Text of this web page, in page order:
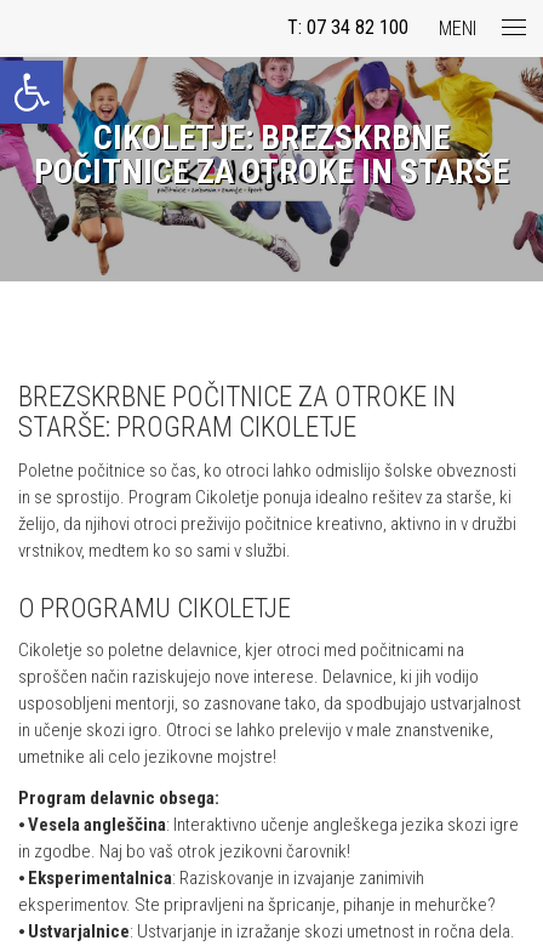
T: 07 34 82 100 MENI
CIKOLETJE: BREZSKRBNE
POČITNICE ZA OTROKE IN STARŠE
BREZSKRBNE POČITNICE ZA OTROKE IN
STARŠE: PROGRAM CIKOLETJE
Poletne počitnice so čas, ko otroci lahko odmislijo šolske obveznosti
in se sprostijo. Program Cikoletje ponuja idealno rešitev za starše, ki
želijo, da njihovi otroci preživijo počitnice kreativno, aktivno in v družbi
vrstnikov, medtem ko so sami v službi.
O PROGRAMU CIKOLETJE
Cikoletje so poletne delavnice, kjer otroci med počitnicami na
sproščen način raziskujejo nove interese. Delavnice, ki jih vodijo
usposobljeni mentorji, so zasnovane tako, da spodbujajo ustvarjalnost
in učenje skozi igro. Otroci se lahko prelevijo v male znanstvenike,
umetnike ali celo jezikovne mojstre!
Program delavnic obsega:
⦁Vesela angleščina: Interaktivno učenje angleškega jezika skozi igre
in zgodbe. Naj bo vaš otrok jezikovni čarovnik!
⦁ Eksperimentalnica: Raziskovanje in izvajanje zanimivih
eksperimentov. Ste pripravljeni na špricanje, pihanje in mehurčke?
⦁ Ustvarjalnice: Ustvarjanje in izražanje skozi umetnost in ročna dela.
Open toolbar